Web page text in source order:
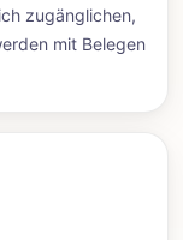
zugänglichen,
mit Belegen